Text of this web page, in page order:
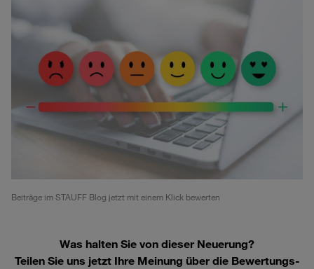
Beiträge im STAUFF Blog jetzt mit einem Klick bewerten
Was halten Sie von dieser Neuerung?
Teilen Sie uns jetzt Ihre Meinung über die Bewertungs-